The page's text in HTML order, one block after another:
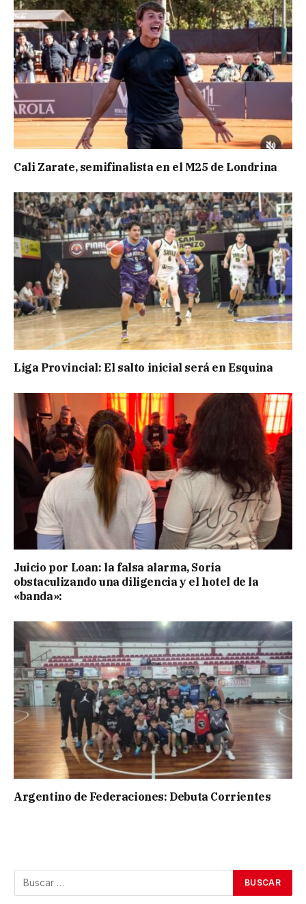
Cali Zarate, semifinalista en el M25 de Londrina
Liga Provincial: El salto inicial será en Esquina
Juicio por Loan: la falsa alarma, Soria
obstaculizando una diligencia y el hotel de la
«banda»:
Argentino de Federaciones: Debuta Corrientes